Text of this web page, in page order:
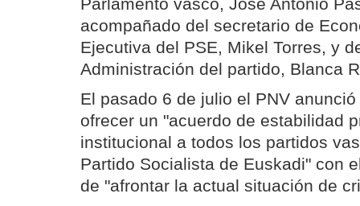
Parlamento vasco, José Antonio
acompañado del secretario de
Ejecutiva del PSE, Mikel Torres, y
Administración del partido, Blanca
El pasado 6 de julio el PNV
ofrecer un "acuerdo de estabilidad
institucional a todos los partidos
Partido Socialista de Euskadi" con
de "afrontar la actual situación de